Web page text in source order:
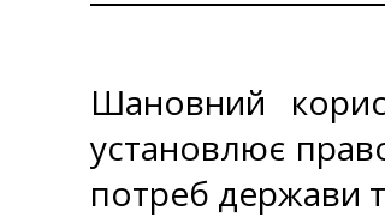
Шановний
установлює
потреб держави